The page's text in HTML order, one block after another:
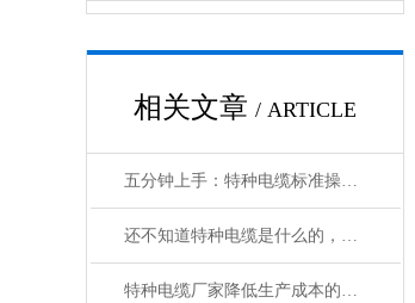
相关文章 / ARTICLE
五分钟上手：特种电缆标准操作流程详解
还不知道特种电缆是什么的，请看这里！
特种电缆厂家降低生产成本的合理手段